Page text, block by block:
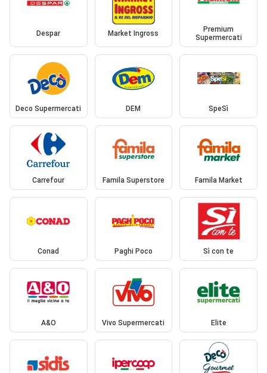
Despar Market Ingross
Premium
Supermercati
Deco Supermercati DEM SpeSì
Carrefour Famila Superstore Famila Market
Conad Paghi Poco Sì con te
A&O Vivo Supermercati Elite